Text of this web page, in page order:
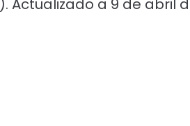
Actualizado a 9 de abril